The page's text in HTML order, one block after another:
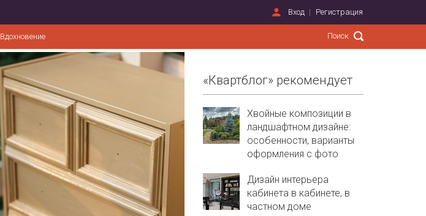
Вход Регистрация
Вдохновение
«Квартблог» рекомендует
Хвойные композиции в
ландшафтном дизайне:
особенности, варианты
оформления с фото
Дизайн интерьера
кабинета в кабинете, в
частном доме